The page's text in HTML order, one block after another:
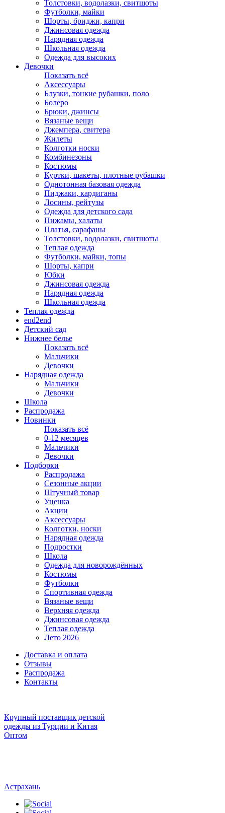
Толстовки, водолазки, свитшоты
Футболки, майки
Шорты, бриджи, капри
Джинсовая одежда
Нарядная одежда
Школьная одежда
Одежда для высоких
Девочки
Показать всё
Аксессуары
Блузки, тонкие рубашки, поло
Болеро
Брюки, джинсы
Вязаные вещи
Джемпера, свитера
Жилеты
Колготки носки
Комбинезоны
Костюмы
Куртки, шакеты, плотные рубашки
Однотонная базовая одежда
Пиджаки, кардиганы
Лосины, рейтузы
Одежда для детского сада
Пижамы, халаты
Платья, сарафаны
Толстовки, водолазки, свитшоты
Теплая одежда
Футболки, майки, топы
Шорты, капри
Юбки
Джинсовая одежда
Нарядная одежда
Школьная одежда
Теплая одежда
end2end
Детский сад
Нижнее белье
Показать всё
Мальчики
Девочки
Нарядная одежда
Мальчики
Девочки
Школа
Распродажа
Новинки
Показать всё
0-12 месяцев
Мальчики
Девочки
Подборки
Распродажа
Сезонные акции
Штучный товар
Уценка
Акции
Аксессуары
Колготки, носки
Нарядная одежда
Подростки
Школа
Одежда для новорождённых
Костюмы
Футболки
Спортивная одежда
Вязаные вещи
Верхняя одежда
Джинсовая одежда
Теплая одежда
Лето 2026
Доставка и оплата
Отзывы
Распродажа
Контакты
Крупный поставщик детской
одежды из Турции и Китая
Оптом
Астрахань